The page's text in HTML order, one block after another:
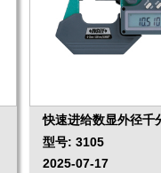
快速进给数显外径千
型号: 3105
2025-07-17